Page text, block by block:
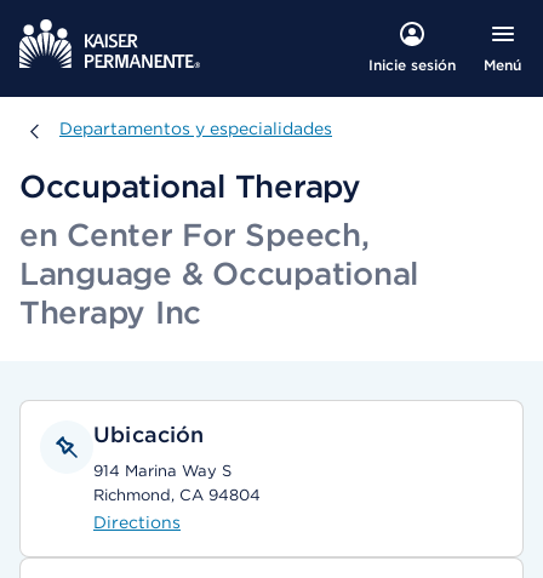
Inicie sesión Menú
Departamentos y especialidades
Departamentos y especialidades
Occupational Therapy
en Center For Speech,
Language & Occupational
Therapy Inc
Ubicación
914 Marina Way S
Richmond, CA 94804
Directions